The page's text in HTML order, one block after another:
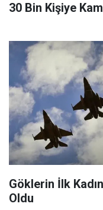
​30 Bin Kişiye
Göklerin İlk
Oldu